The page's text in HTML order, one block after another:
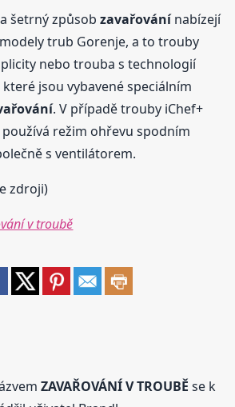
šetrný způsobzavařovánínabízejí
trub Gorenje, a to trouby
nebo trouba s technologií
jsou vybavené speciálním
. V případě trouby iChef+
používá režim ohřevu spodním
s ventilátorem.
zdroji)
v troubě
ZAVAŘOVÁNÍ V TROUBĚ se k